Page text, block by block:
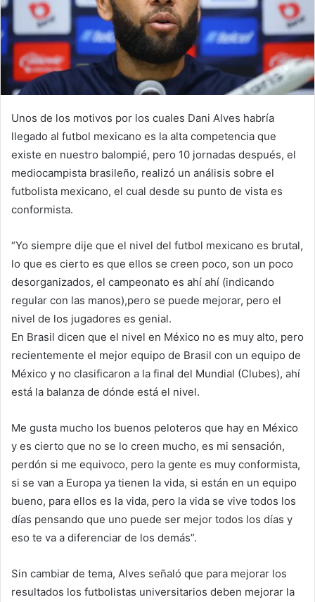
Unos de los motivos por los cuales Dani Alves habría
llegado al futbol mexicano es la alta competencia que
existe en nuestro balompié, pero 10 jornadas después, el
mediocampista brasileño, realizó un análisis sobre el
futbolista mexicano, el cual desde su punto de vista es
conformista.
“Yo siempre dije que el nivel del futbol mexicano es brutal,
lo que es cierto es que ellos se creen poco, son un poco
desorganizados, el campeonato es ahí ahí (indicando
regular con las manos),pero se puede mejorar, pero el
nivel de los jugadores es genial.
En Brasil dicen que el nivel en México no es muy alto, pero
recientemente el mejor equipo de Brasil con un equipo de
México y no clasificaron a la final del Mundial (Clubes), ahí
está la balanza de dónde está el nivel.
Me gusta mucho los buenos peloteros que hay en México
y es cierto que no se lo creen mucho, es mi sensación,
perdón si me equivoco, pero la gente es muy conformista,
si se van a Europa ya tienen la vida, si están en un equipo
bueno, para ellos es la vida, pero la vida se vive todos los
días pensando que uno puede ser mejor todos los días y
eso te va a diferenciar de los demás”.
Sin cambiar de tema, Alves señaló que para mejorar los
resultados los futbolistas universitarios deben mejorar la